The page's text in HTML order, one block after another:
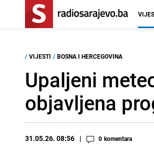
/ VIJESTI / BOSNA I HERCEGOVINA
Upaljeni
objavljena
31.05.26. 08:56 0 komentara